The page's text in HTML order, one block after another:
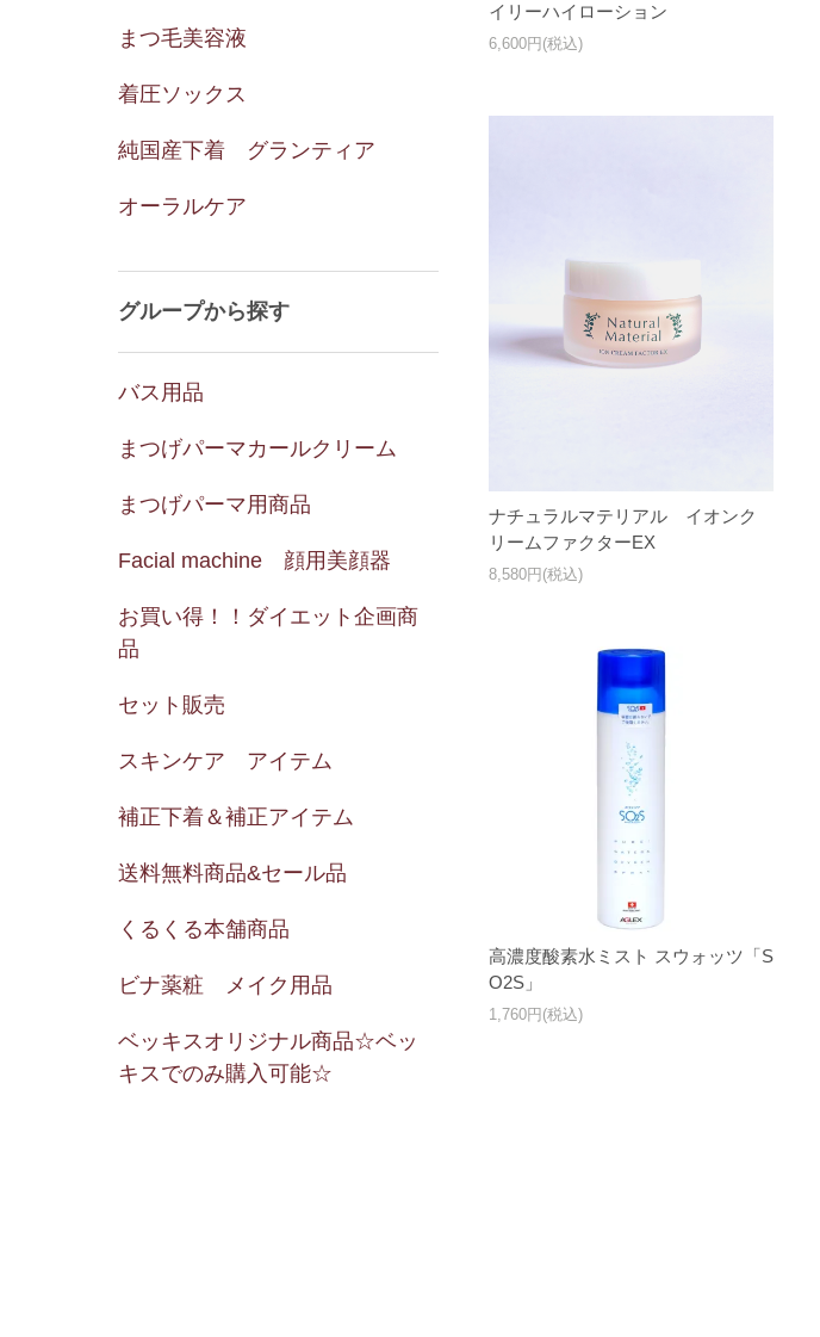
イリーハイローション
6,600円(税込)
ナチュラルマテリアル イオンク
リームファクターEX
8,580円(税込)
高濃度酸素水ミスト スウォッツ「S
O2S」
1,760円(税込)
まつ毛美容液
着圧ソックス
純国産下着 グランティア
オーラルケア
グループから探す
バス用品
まつげパーマカールクリーム
まつげパーマ用商品
Facial machine 顔用美顔器
お買い得！！ダイエット企画商
品
セット販売
スキンケア アイテム
補正下着＆補正アイテム
送料無料商品&セール品
くるくる本舗商品
ビナ薬粧 メイク用品
ベッキスオリジナル商品☆ベッ
キスでのみ購入可能☆